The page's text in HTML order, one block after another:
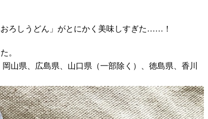
ろしうどん」がとにかく美味しすぎた……！
。
山県、広島県、山口県（一部除く）、徳島県、香川